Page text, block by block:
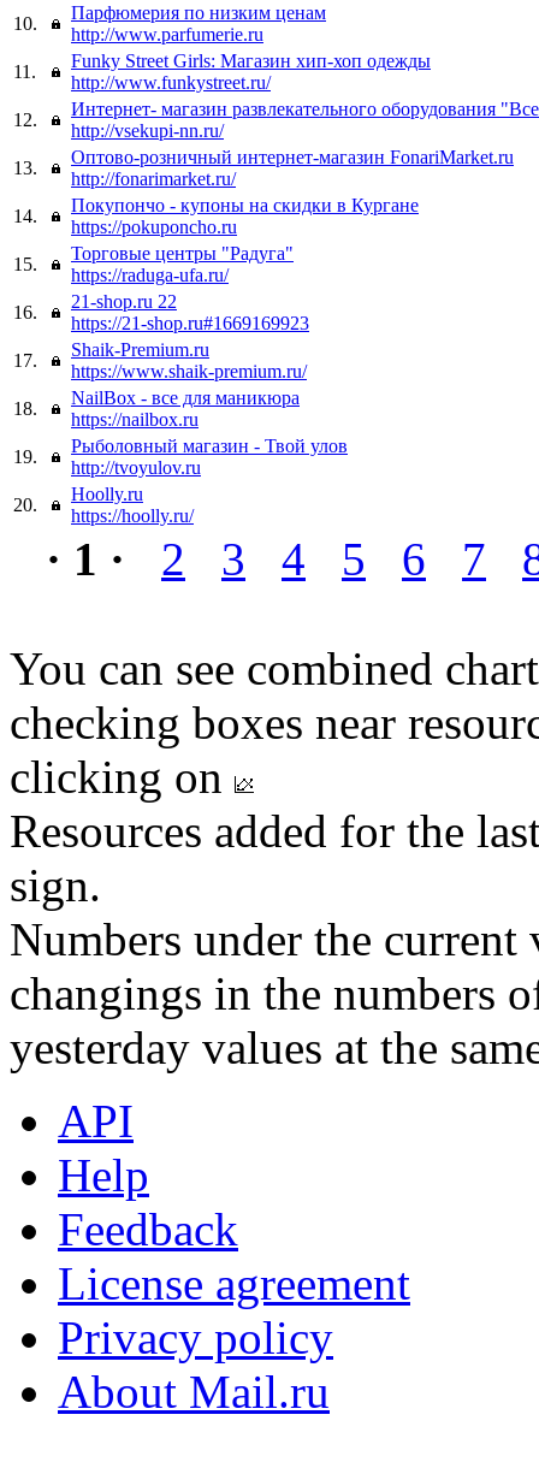
10.
Парфюмерия по низким ценам
http://www.parfumerie.ru
11.
Funky Street Girls: Магазин хип-хоп одежды
http://www.funkystreet.ru/
12.
Интернет- магазин развлекательного оборудования
http://vsekupi-nn.ru/
13.
Оптово-розничный интернет-магазин FonariMarket.ru
http://fonarimarket.ru/
14.
Покупончо - купоны на скидки в Кургане
https://pokuponcho.ru
15.
Торговые центры "Радуга"
https://raduga-ufa.ru/
16.
21-shop.ru 22
https://21-shop.ru#1669169923
17.
Shaik-Premium.ru
https://www.shaik-premium.ru/
18.
NailBox - все для маникюра
https://nailbox.ru
19.
Рыболовный магазин - Твой улов
http://tvoyulov.ru
20.
Hoolly.ru
https://hoolly.ru/
· 1 · 2 3 4 5 6 7
You can see combined
checking boxes near
clicking on
Resources added for the
sign.
Numbers under the
changings in the numbers
yesterday values at the
API
Help
Feedback
License agreement
Privacy policy
About Mail.ru